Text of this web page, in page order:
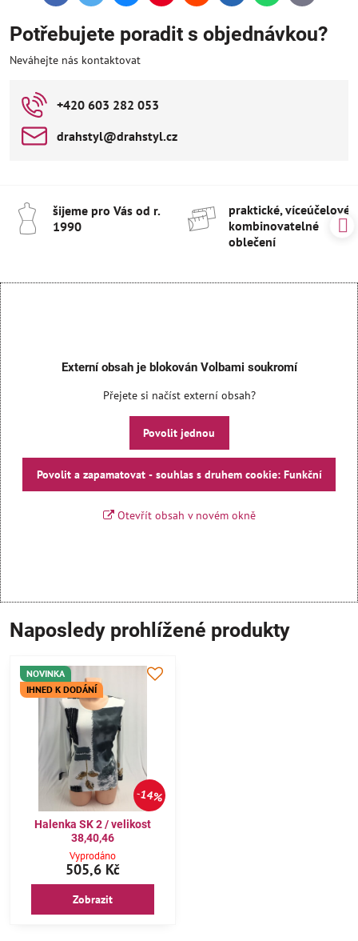
mail
Potřebujete poradit s objednávkou?
Neváhejte nás kontaktovat
+420 603 282 053
drahstyl​@drahstyl​.cz
šijeme pro Vás od r​.
1990
praktické, víceúčelové
kombinovatelné
oblečení
Externí obsah je blokován Volbami soukromí
Přejete si načíst externí obsah?
Povolit jednou
Povolit a zapamatovat - souhlas s druhem cookie: Funkční
Otevřít obsah v novém okně
Naposledy prohlížené produkty
14%
NOVINKA
IHNED K DODÁNÍ
Halenka SK 2 / velikost
38,40,46
Vyprodáno
505,6 Kč
Zobrazit